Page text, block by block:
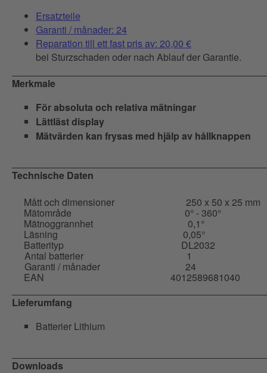
Ersatzteile
Garanti / månader: 24
Reparation till ett fast pris av: 20,00 €
bei Sturzschaden oder nach Ablauf der Garantie.
Merkmale
För absoluta och relativa mätningar
Lättläst display
Mätvärden kan frysas med hjälp av hållknappen
Technische Daten
Mått och dimensioner
250 x 50 x 25 mm
Mätområde 0° - 360°
Mätnoggrannhet 0,1°
Läsning 0,05°
Batterityp DL2032
Antal batterier 1
Garanti / månader 24
EAN
4012589681040
Lieferumfang
Batterier Lithium
Downloads